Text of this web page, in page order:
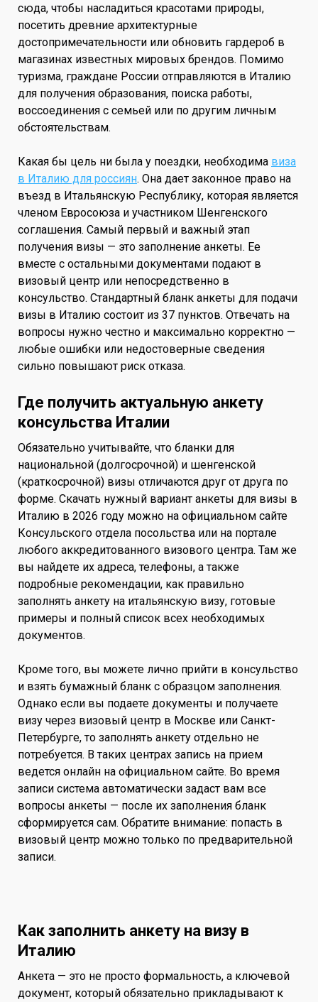
сюда, чтобы насладиться красотами природы,
посетить древние архитектурные
достопримечательности или обновить гардероб в
магазинах известных мировых брендов. Помимо
туризма, граждане России отправляются в Италию
для получения образования, поиска работы,
воссоединения с семьей или по другим личным
обстоятельствам.
Какая бы цель ни была у поездки, необходима виза
в Италию для россиян. Она дает законное право на
въезд в Итальянскую Республику, которая является
членом Евросоюза и участником Шенгенского
соглашения. Самый первый и важный этап
получения визы — это заполнение анкеты. Ее
вместе с остальными документами подают в
визовый центр или непосредственно в
консульство. Стандартный бланк анкеты для подачи
визы в Италию состоит из 37 пунктов. Отвечать на
вопросы нужно честно и максимально корректно —
любые ошибки или недостоверные сведения
сильно повышают риск отказа.
Где получить актуальную анкету
консульства Италии
Обязательно учитывайте, что бланки для
национальной (долгосрочной) и шенгенской
(краткосрочной) визы отличаются друг от друга по
форме. Скачать нужный вариант анкеты для визы в
Италию в 2026 году можно на официальном сайте
Консульского отдела посольства или на портале
любого аккредитованного визового центра. Там же
вы найдете их адреса, телефоны, а также
подробные рекомендации, как правильно
заполнять анкету на итальянскую визу, готовые
примеры и полный список всех необходимых
документов.
Кроме того, вы можете лично прийти в консульство
и взять бумажный бланк с образцом заполнения.
Однако если вы подаете документы и получаете
визу через визовый центр в Москве или Санкт-
Петербурге, то заполнять анкету отдельно не
потребуется. В таких центрах запись на прием
ведется онлайн на официальном сайте. Во время
записи система автоматически задаст вам все
вопросы анкеты — после их заполнения бланк
сформируется сам. Обратите внимание: попасть в
визовый центр можно только по предварительной
записи.
Как заполнить анкету на визу в
Италию
Анкета — это не просто формальность, а ключевой
документ, который обязательно прикладывают к